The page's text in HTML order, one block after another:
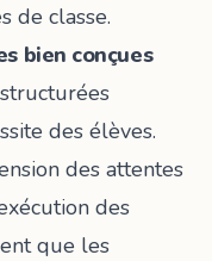
de classe.
bien conçues
des élèves.
des attentes
des
que les